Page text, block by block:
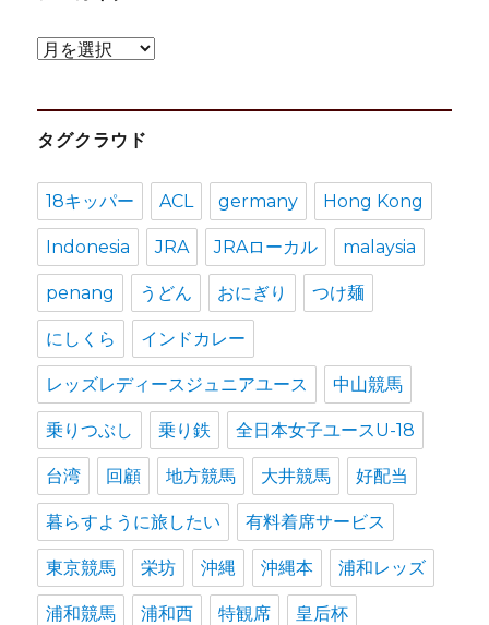
ア
カ
イ
タグクラウド
18キッパー ACL germany Hong Kong
Indonesia JRA JRAローカル malaysia
penang うどん おにぎり つけ麺
にしくら インドカレー
レッズレディースジュニアユース 中山競馬
乗りつぶし 乗り鉄 全日本女子ユースU-18
台湾 回顧 地方競馬 大井競馬 好配当
暮らすように旅したい 有料着席サービス
東京競馬 栄坊 沖縄 沖縄本 浦和レッズ
浦和競馬 浦和西 特観席 皇后杯